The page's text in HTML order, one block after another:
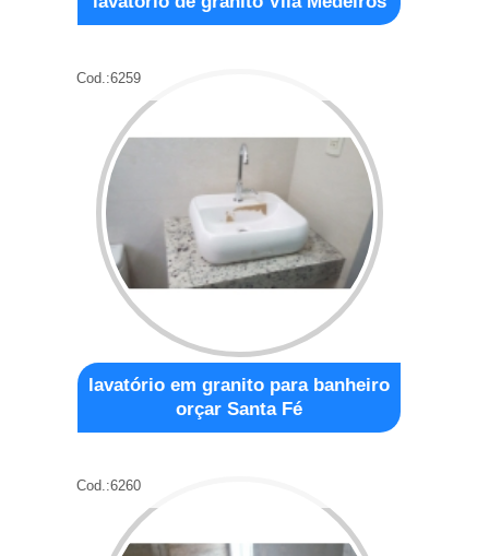
Cod.:6259
lavatório em granito para banheiro
orçar Santa Fé
Cod.:6260